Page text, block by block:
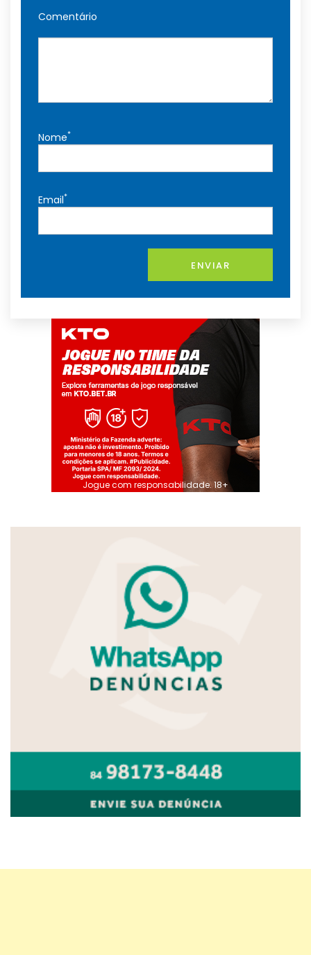
Comentário
Nome*
Email*
ENVIAR
Jogue com responsabilidade. 18+